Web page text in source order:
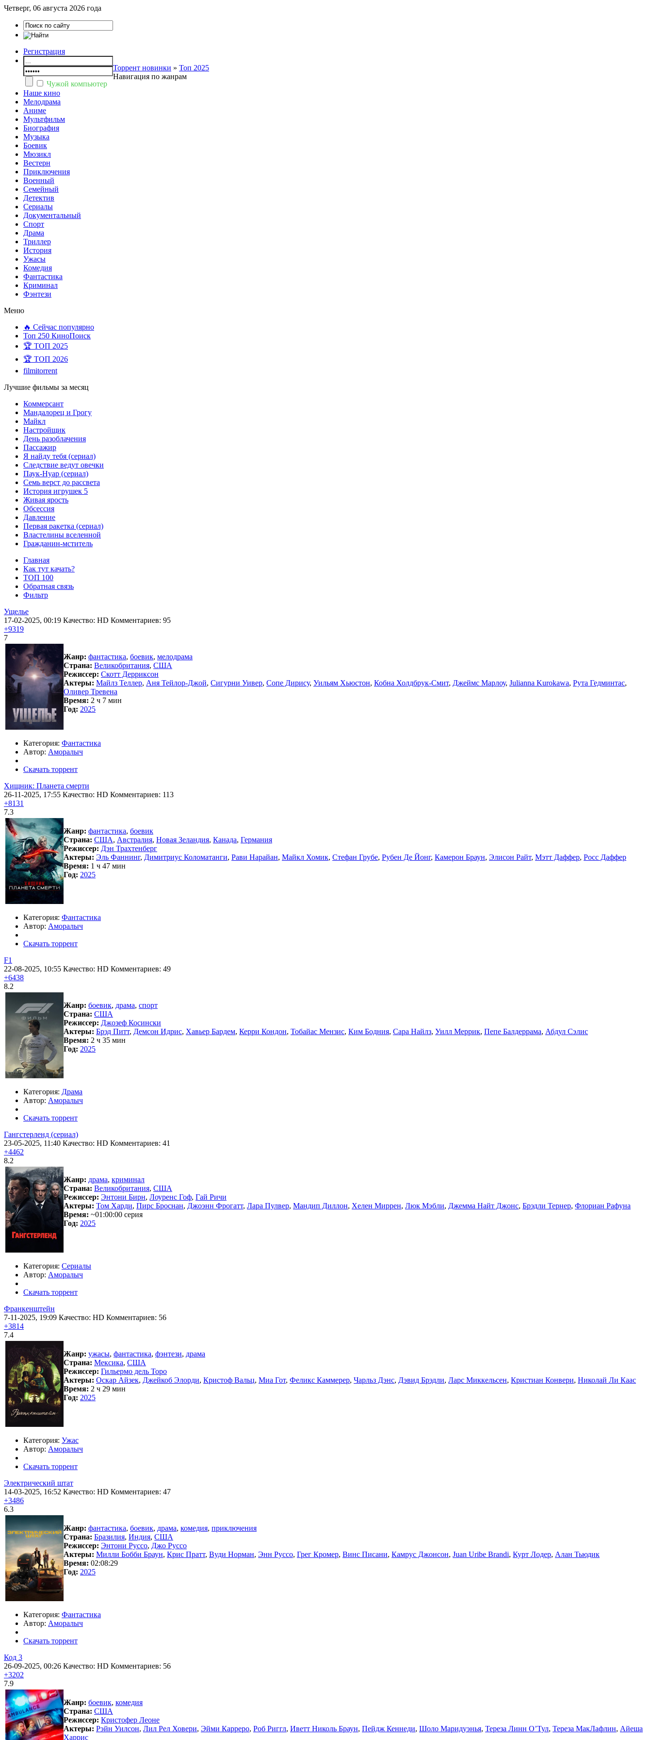
Четверг, 06 августа 2026 года
Регистрация
Чужой компьютер
Торрент новинки » Топ 2025
Навигация по жанрам
Наше кино
Мелодрама
Аниме
Мультфильм
Биография
Музыка
Боевик
Мюзикл
Вестерн
Приключения
Военный
Семейный
Детектив
Сериалы
Документальный
Спорт
Драма
Триллер
История
Ужасы
Комедия
Фантастика
Криминал
Фэнтези
Меню
🔥 Сейчас популярно
Топ 250 КиноПоиск
🏆 ТОП 2025
🏆 ТОП 2026
filmitorrent
Лучшие фильмы за месяц
Коммерсант
Мандалорец и Грогу
Майкл
Настройщик
День разоблачения
Пассажир
Я найду тебя (сериал)
Следствие ведут овечки
Паук-Нуар (сериал)
Семь верст до рассвета
История игрушек 5
Живая ярость
Обсессия
Давление
Первая ракетка (сериал)
Властелины вселенной
Гражданин-мститель
Главная
Как тут качать?
ТОП 100
Обратная связь
Фильтр
Ущелье
17-02-2025, 00:19 Качество: HD Комментариев: 95
+9319
7
Жанр: фантастика, боевик, мелодрама
Страна: Великобритания, США
Режиссер: Скотт Дерриксон
Актеры: Майлз Теллер, Аня Тейлор-Джой, Сигурни Уивер, Сопе Дирису, Уильям Хьюстон, Кобна Холдбрук-Смит, Джеймс Марлоу, Julianna Kurokawa, Рута Гедминтас,
Оливер Тревена
Время: 2 ч 7 мин
Год: 2025
Категория: Фантастика
Автор: Аморалыч
Скачать торрент
Хищник: Планета смерти
26-11-2025, 17:55 Качество: HD Комментариев: 113
+8131
7.3
Жанр: фантастика, боевик
Страна: США, Австралия, Новая Зеландия, Канада, Германия
Режиссер: Дэн Трахтенберг
Актеры: Эль Фаннинг, Димитриус Коломатанги, Рави Нарайан, Майкл Хомик, Стефан Грубе, Рубен Де Йонг, Камерон Браун, Элисон Райт, Мэтт Даффер, Росс Даффер
Время: 1 ч 47 мин
Год: 2025
Категория: Фантастика
Автор: Аморалыч
Скачать торрент
F1
22-08-2025, 10:55 Качество: HD Комментариев: 49
+6438
8.2
Жанр: боевик, драма, спорт
Страна: США
Режиссер: Джозеф Косински
Актеры: Брэд Питт, Демсон Идрис, Хавьер Бардем, Керри Кондон, Тобайас Мензис, Ким Бодния, Сара Найлз, Уилл Меррик, Пепе Балдеррама, Абдул Сэлис
Время: 2 ч 35 мин
Год: 2025
Категория: Драма
Автор: Аморалыч
Скачать торрент
Гангстерленд (сериал)
23-05-2025, 11:40 Качество: HD Комментариев: 41
+4462
8.2
Жанр: драма, криминал
Страна: Великобритания, США
Режиссер: Энтони Бирн, Лоуренс Гоф, Гай Ричи
Актеры: Том Харди, Пирс Броснан, Джоэнн Фрогатт, Лара Пулвер, Мандип Диллон, Хелен Миррен, Люк Мэбли, Джемма Найт Джонс, Брэдли Тернер, Флориан Рафуна
Время: ~01:00:00 серия
Год: 2025
Категория: Сериалы
Автор: Аморалыч
Скачать торрент
Франкенштейн
7-11-2025, 19:09 Качество: HD Комментариев: 56
+3814
7.4
Жанр: ужасы, фантастика, фэнтези, драма
Страна: Мексика, США
Режиссер: Гильермо дель Торо
Актеры: Оскар Айзек, Джейкоб Элорди, Кристоф Вальц, Миа Гот, Феликс Каммерер, Чарльз Дэнс, Дэвид Брэдли, Ларс Миккельсен, Кристиан Конвери, Николай Ли Каас
Время: 2 ч 29 мин
Год: 2025
Категория: Ужас
Автор: Аморалыч
Скачать торрент
Электрический штат
14-03-2025, 16:52 Качество: HD Комментариев: 47
+3486
6.3
Жанр: фантастика, боевик, драма, комедия, приключения
Страна: Бразилия, Индия, США
Режиссер: Энтони Руссо, Джо Руссо
Актеры: Милли Бобби Браун, Крис Пратт, Вуди Норман, Энн Руссо, Грег Кромер, Винс Писани, Камрус Джонсон, Juan Uribe Brandi, Курт Лодер, Алан Тьюдик
Время: 02:08:29
Год: 2025
Категория: Фантастика
Автор: Аморалыч
Скачать торрент
Код 3
26-09-2025, 00:26 Качество: HD Комментариев: 56
+3202
7.9
Жанр: боевик, комедия
Страна: США
Режиссер: Кристофер Леоне
Актеры: Рэйн Уилсон, Лил Рел Ховери, Эйми Карреро, Роб Риггл, Иветт Николь Браун, Пейдж Кеннеди, Шоло Маридуэнья, Тереза Линн О’Тул, Тереза МакЛафлин, Айеша
Харрис